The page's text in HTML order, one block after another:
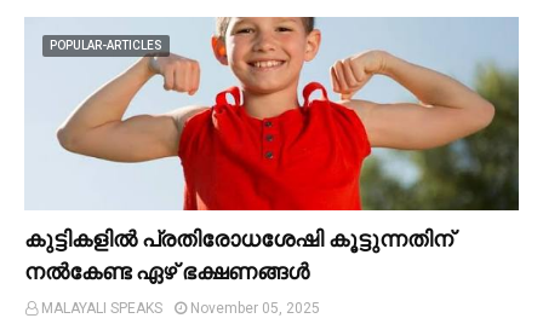
POPULAR-ARTICLES
കുട്ടികളില്‍ പ്രതിരോധശേഷി കൂട്ടുന്നതിന്
നല്‍കേണ്ട ഏഴ് ഭക്ഷണങ്ങള്‍
MALAYALI SPEAKS November 05, 2025